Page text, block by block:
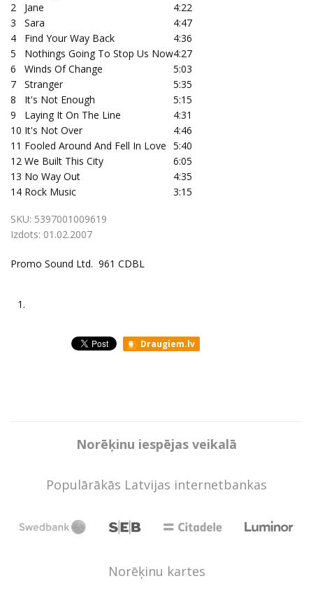
2
Jane
4:22
3
Sara
4:47
4
Find Your Way Back
4:36
5
Nothings Going To Stop Us Now4:27
6
Winds Of Change
5:03
7
Stranger
5:35
8
It's Not Enough
5:15
9
Laying It On The Line
4:31
10 It's Not Over
4:46
11 Fooled Around And Fell In Love 5:40
12 We Built This City
6:05
13 No Way Out
4:35
14 Rock Music 3:15
SKU: 5397001009619
Izdots: 01.02.2007
Promo Sound Ltd. 961 CDBL
1.
Draugiem.lv
Norēķinu iespējas veikalā
Populārākās Latvijas internetbankas
Norēķinu kartes